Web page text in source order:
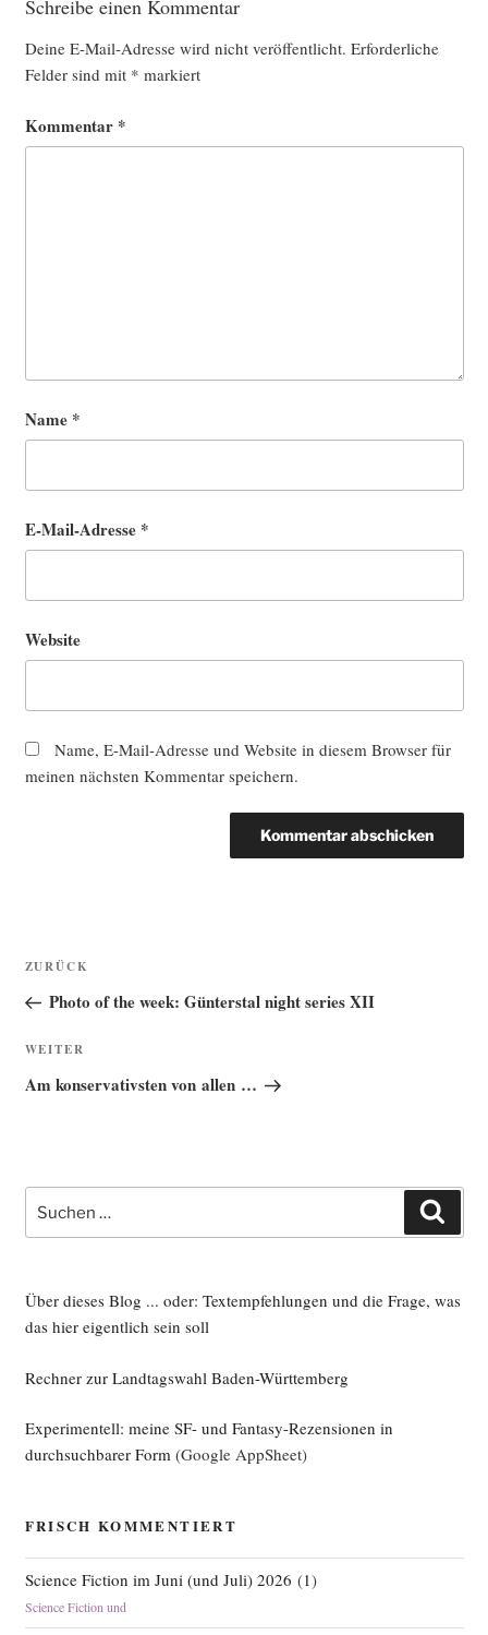
Schreibe einen Kommentar
Deine E-Mail-Adresse wird nicht veröffentlicht. Erforderliche
Felder sind mit * markiert
Kommentar *
Name *
E-Mail-Adresse *
Website
Name, E-Mail-Adresse und Website in diesem Browser für
meinen nächsten Kommentar speichern.
Beitragsnavigation
Vorheriger
Beitrag
ZURÜCK
Photo of the week: Günterstal night series XII
Nächster
Beitrag
WEITER
Am konservativsten von allen …
nach:
Über dieses Blog ... oder: Textempfehlungen und die Frage, was
das hier eigentlich sein soll
Rechner zur Landtagswahl Baden-Württemberg
Experimentell: meine SF- und Fantasy-Rezensionen in
durchsuchbarer Form(Google AppSheet)
FRISCH KOMMENTIERT
Science Fiction im Juni (und Juli) 2026 (1)
Science Fiction und